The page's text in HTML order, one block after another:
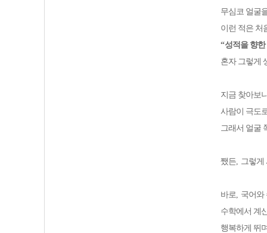
무심코 얼굴
이런 적은 처
“성적을 향
혼자 그렇게
지금 찾아보
사람이 극도
그래서 얼굴
쨌든, 그렇게
바로, 국어와
수학에서 계
행복하게 뛰